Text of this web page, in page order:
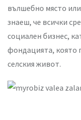
вълшебно място
знаеш, че всички
социален бизнес,
фондацията, която
селския живот.